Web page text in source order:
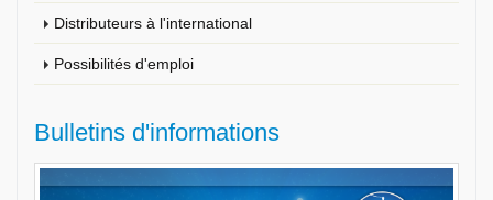
Distributeurs à l'international
Possibilités d'emploi
Bulletins d'informations